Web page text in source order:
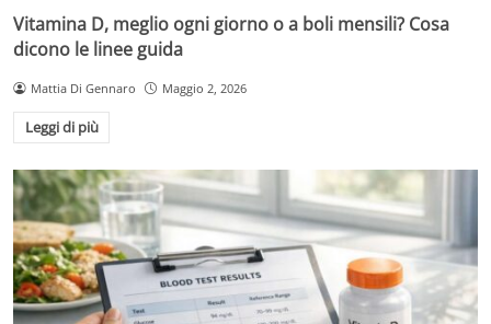
Vitamina D, meglio ogni giorno o a boli mensili? Cosa
dicono le linee guida
Mattia Di Gennaro Maggio 2, 2026
Leggi di più